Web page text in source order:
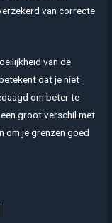
van correcte
van de
dat je niet
om beter te
groot verschil met
om je grenzen goed